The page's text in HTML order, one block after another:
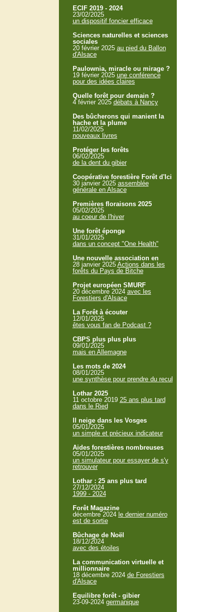
ECIF 2019 - 2024
23/02/2025
un dispositif foncier efficace
Sciences naturelles et sciences
sociales
20 février 2025 au pied du Ballon
d'Alsace
Paulownia, miracle ou mirage ?
19 février 2025 une conférence
pour des idées claires
Quelle forêt pour demain ?
4 février 2025 débats à Nancy
Des bûcherons qui manient la
hache et la plume
11/02/2025
nouveaux livres
Protéger les forêts
06/02/2025
de la dent du gibier
Coopérative forestière Forêt d'Ici
30 janvier 2025 assemblée
générale en Alsace
Premières floraisons 2025
05/02/2025
au coeur de l'hiver
Une forêt éponge
31/01/2025
dans un concept "One Health"
Une nouvelle association en
28 janvier 2025 Actions dans les
forêts du Pays de Bitche
Projet européen SMURF
20 décembre 2024 avec les
Forestiers d'Alsace
La Forêt à écouter
12/01/2025
êtes vous fan de Podcast ?
CBPS plus plus plus
09/01/2025
mais en Allemagne
Les mots de 2024
08/01/2025
une synthèse pour prendre du recul
Lothar 2025
11 octobre 2019 25 ans plus tard
dans le Ried
Il neige dans les Vosges
05/01/2025
un simple et précieux indicateur
Aides forestières nombreuses
05/01/2025
un simulateur pour essayer de s'y
retrouver
Lothar : 25 ans plus tard
27/12/2024
1999 - 2024
Forêt Magazine
décembre 2024 le dernier numéro
est de sortie
Bûchage de Noël
18/12/2024
avec des étoiles
La communication virtuelle et
millionnaire
18 décembre 2024 de Forestiers
d'Alsace
Equilibre forêt - gibier
23-09-2024 germanique